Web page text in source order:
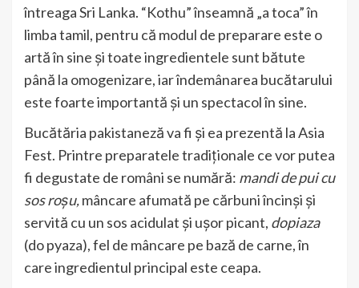
întreaga Sri Lanka. “Kothu” înseamnă „a toca” în
limba tamil, pentru că modul de preparare este o
artă în sine și toate ingredientele sunt bătute
până la omogenizare, iar îndemânarea bucătarului
este foarte importantă și un spectacol în sine.
Bucătăria pakistaneză va fi și ea prezentă la Asia
Fest. Printre preparatele tradiționale ce vor putea
fi degustate de români se numără: mandi de pui cu
sos roșu,mâncare afumată pe cărbuni încinși și
servită cu un sos acidulat și ușor picant, dopiaza
(do pyaza), fel de mâncare pe bază de carne, în
care ingredientul principal este ceapa.